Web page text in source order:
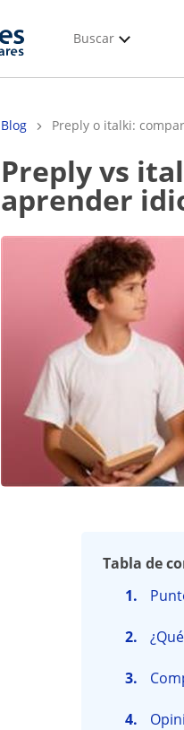
Buscar
Blog Preply o italki:
Preply vs italki: comparativa completa para elegir dónde
aprender
Tabla de